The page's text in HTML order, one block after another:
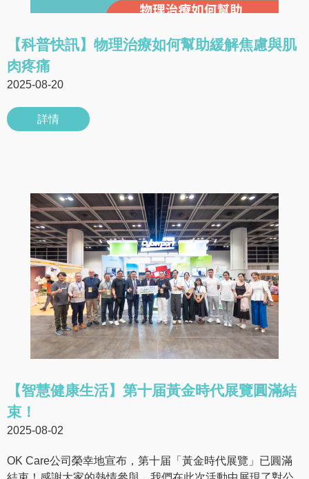
【科普快訊】物理治療如何幫助緩解焦慮與肌
肉疼痛
2025-08-20
詳情
【智慧健康生活】第十届黃金時代展覽圓滿結
束！
2025-08-02
OK Care公司榮幸地宣布，第十届「黃金時代展覽」已圓滿